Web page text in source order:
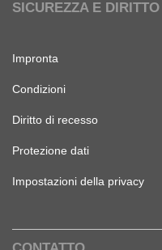
SICUREZZA E DIRITTO
Impronta
Condizioni
Diritto di recesso
Protezione dati
Impostazioni della privacy